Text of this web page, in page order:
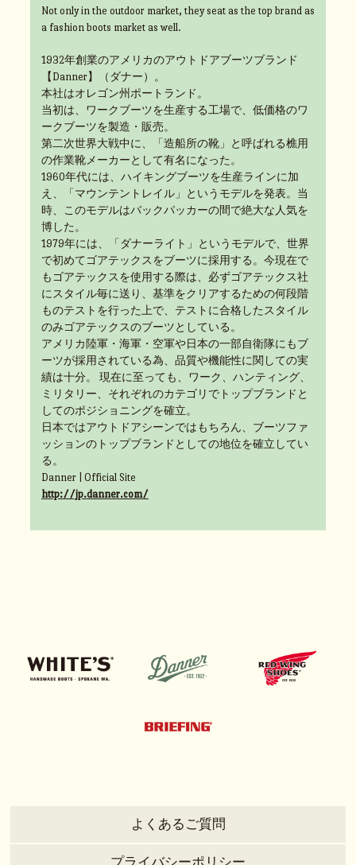
Not only in the outdoor market, they seat as the top brand as
a fashion boots market as well.
1932年創業のアメリカのアウトドアブーツブランド
【Danner】（ダナー）。
本社はオレゴン州ポートランド。
当初は、ワークブーツを生産する工場で、低価格のワ
ークブーツを製造・販売。
第二次世界大戦中に、「造船所の靴」と呼ばれる樵用
の作業靴メーカーとして有名になった。
1960年代には、ハイキングブーツを生産ラインに加
え、「マウンテントレイル」というモデルを発表。当
時、このモデルはバックパッカーの間で絶大な人気を
博した。
1979年には、「ダナーライト」というモデルで、世界
で初めてゴアテックスをブーツに採用する。今現在で
もゴアテックスを使用する際は、必ずゴアテックス社
にスタイル毎に送り、基準をクリアするための何段階
ものテストを行った上で、テストに合格したスタイル
のみゴアテックスのブーツとしている。
アメリカ陸軍・海軍・空軍や日本の一部自衛隊にもブ
ーツが採用されている為、品質や機能性に関しての実
績は十分。 現在に至っても、ワーク、ハンティング、
ミリタリー、それぞれのカテゴリでトップブランドと
してのポジショニングを確立。
日本ではアウトドアシーンではもちろん、ブーツファ
ッションのトップブランドとしての地位を確立してい
る。
Danner | Official Site
http://jp.danner.com/
よくあるご質問
プライバシーポリシー